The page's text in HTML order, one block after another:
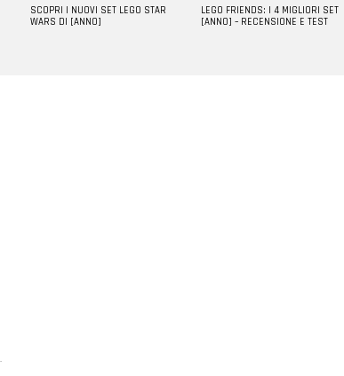
SCOPRI I NUOVI SET LEGO STAR
WARS DI [ANNO]
LEGO FRIENDS: I 4 MIGLIORI SET
[ANNO] – RECENSIONE E TEST